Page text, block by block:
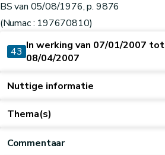
BS van 05/08/1976, p. 9876
(Numac : 197670810)
43 In werking van 07/01/2007 tot
08/04/2007
Nuttige informatie
Thema(s)
Commentaar